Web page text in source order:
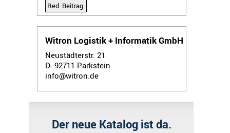
Red. Beitrag
Witron Logistik + Informatik GmbH
Neustädterstr. 21
D- 92711 Parkstein
info@witron.de
Der neue Katalog ist da.